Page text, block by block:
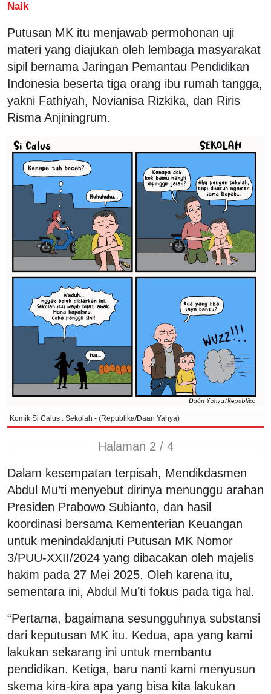
Naik
Putusan MK itu menjawab permohonan uji
materi yang diajukan oleh lembaga masyarakat
sipil bernama Jaringan Pemantau Pendidikan
Indonesia beserta tiga orang ibu rumah tangga,
yakni Fathiyah, Novianisa Rizkika, dan Riris
Risma Anjiningrum.
Komik Si Calus : Sekolah - (Republika/Daan Yahya)
Halaman 2 / 4
Dalam kesempatan terpisah, Mendikdasmen
Abdul Mu’ti menyebut dirinya menunggu arahan
Presiden Prabowo Subianto, dan hasil
koordinasi bersama Kementerian Keuangan
untuk menindaklanjuti Putusan MK Nomor
3/PUU-XXII/2024 yang dibacakan oleh majelis
hakim pada 27 Mei 2025. Oleh karena itu,
sementara ini, Abdul Mu’ti fokus pada tiga hal.
“Pertama, bagaimana sesungguhnya substansi
dari keputusan MK itu. Kedua, apa yang kami
lakukan sekarang ini untuk membantu
pendidikan. Ketiga, baru nanti kami menyusun
skema kira-kira apa yang bisa kita lakukan